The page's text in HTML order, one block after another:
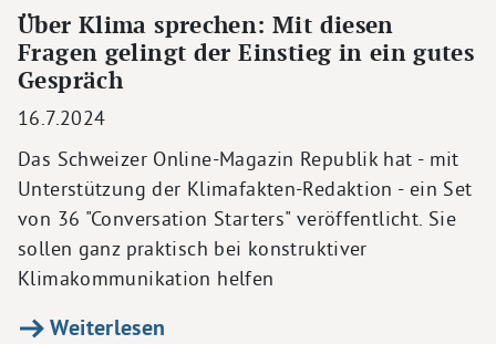
Über Klima sprechen: Mit diesen
Fragen gelingt der Einstieg in ein gutes
Gespräch
16.7.2024
Das Schweizer Online-Magazin Republik hat - mit
Unterstützung der Klimafakten-Redaktion - ein Set
von 36 "Conversation Starters" veröffentlicht. Sie
sollen ganz praktisch bei konstruktiver
Klimakommunikation helfen
Weiterlesen